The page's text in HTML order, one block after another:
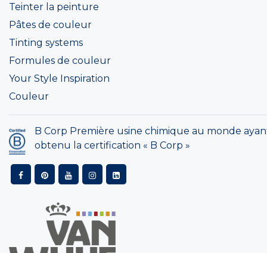
Teinter la peinture
Pâtes de couleur
Tinting systems
Formules de couleur
Your Style Inspiration
Couleur
B Corp Première usine chimique au monde
obtenu la certification « B Corp »